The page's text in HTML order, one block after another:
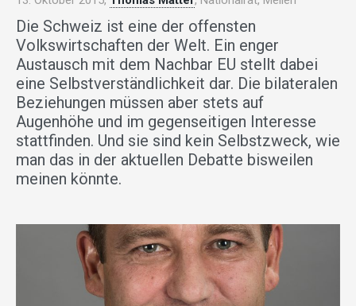
Die Schweiz ist eine der offensten
Volkswirtschaften der Welt. Ein enger
Austausch mit dem Nachbar EU stellt dabei
eine Selbstverständlichkeit dar. Die bilateralen
Beziehungen müssen aber stets auf
Augenhöhe und im gegenseitigen Interesse
stattfinden. Und sie sind kein Selbstzweck, wie
man das in der aktuellen Debatte bisweilen
meinen könnte.